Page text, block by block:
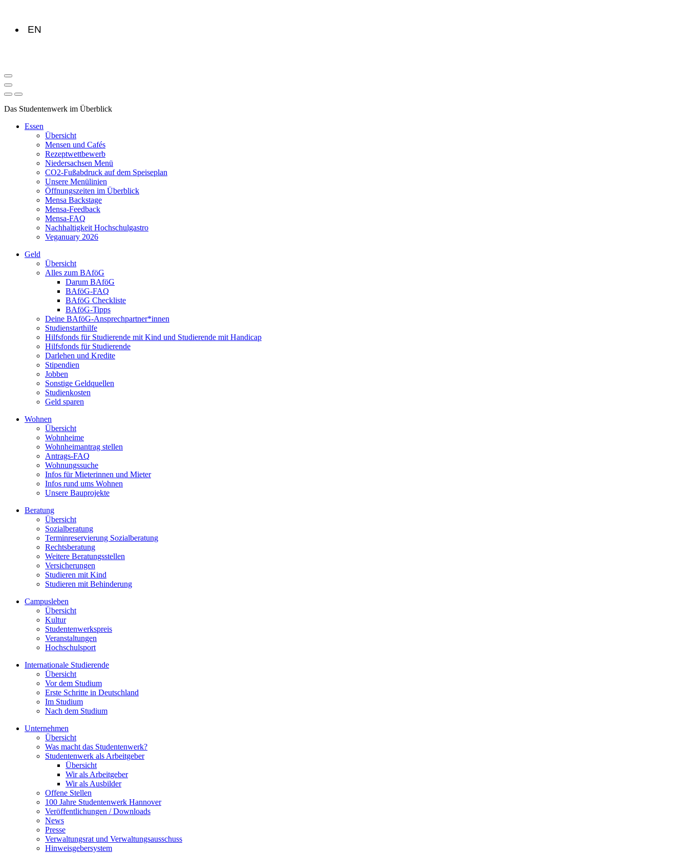
EN
Das Studentenwerk im Überblick
Essen
Übersicht
Mensen und Cafés
Rezeptwettbewerb
Niedersachsen Menü
CO2-Fußabdruck auf dem Speiseplan
Unsere Menülinien
Öffnungszeiten im Überblick
Mensa Backstage
Mensa-Feedback
Mensa-FAQ
Nachhaltigkeit Hochschulgastro
Veganuary 2026
Geld
Übersicht
Alles zum BAföG
Darum BAföG
BAföG-FAQ
BAföG Checkliste
BAföG-Tipps
Deine BAföG-Ansprechpartner*innen
Studienstarthilfe
Hilfsfonds für Studierende mit Kind und Studierende mit Handicap
Hilfsfonds für Studierende
Darlehen und Kredite
Stipendien
Jobben
Sonstige Geldquellen
Studienkosten
Geld sparen
Wohnen
Übersicht
Wohnheime
Wohnheimantrag stellen
Antrags-FAQ
Wohnungssuche
Infos für Mieterinnen und Mieter
Infos rund ums Wohnen
Unsere Bauprojekte
Beratung
Übersicht
Sozialberatung
Terminreservierung Sozialberatung
Rechtsberatung
Weitere Beratungsstellen
Versicherungen
Studieren mit Kind
Studieren mit Behinderung
Campusleben
Übersicht
Kultur
Studentenwerkspreis
Veranstaltungen
Hochschulsport
Internationale Studierende
Übersicht
Vor dem Studium
Erste Schritte in Deutschland
Im Studium
Nach dem Studium
Unternehmen
Übersicht
Was macht das Studentenwerk?
Studentenwerk als Arbeitgeber
Übersicht
Wir als Arbeitgeber
Wir als Ausbilder
Offene Stellen
100 Jahre Studentenwerk Hannover
Veröffentlichungen / Downloads
News
Presse
Verwaltungsrat und Verwaltungsausschuss
Hinweisgebersystem